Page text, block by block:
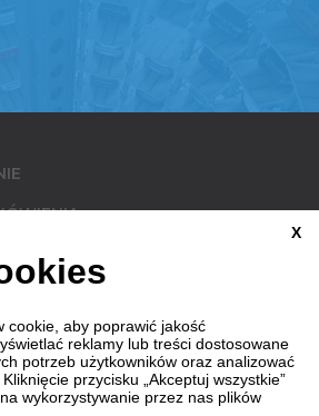
X
cookie, aby poprawić jakość
reklamy lub treści dostosowane
potrzeb użytkowników oraz analizować
przycisku „Akceptuj wszystkie”
wykorzystywanie przez nas plików